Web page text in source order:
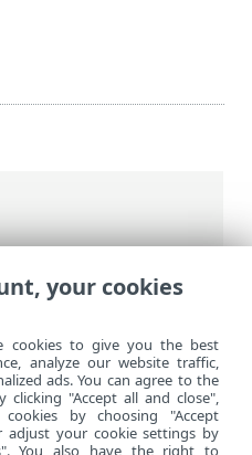
ESET PROTECT>
>ESET
your cookies
cookies to give you the best
analyze our website traffic,
ads. You can agree to the
clicking "Accept all and close",
by choosing "Accept
adjust your cookie settings by
You also have the right to